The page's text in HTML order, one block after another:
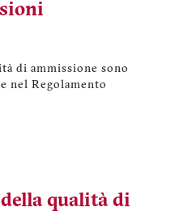
di ammissione sono
nel Regolamento
qualità di